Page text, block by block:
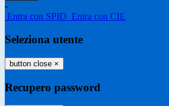
-
Entra con SPID Entra con CIE
Seleziona utente
button close ×
Recupero password